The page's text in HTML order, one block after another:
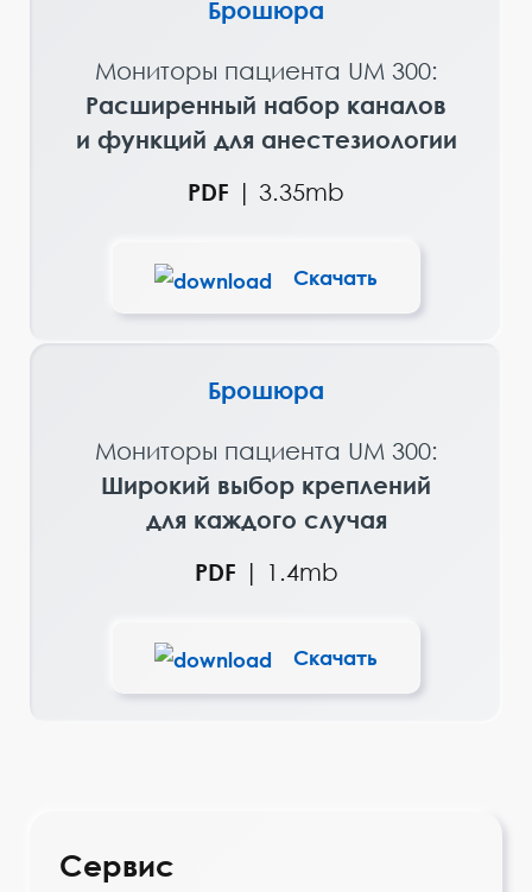
Брошюра
Мониторы пациента UM 300:
Расширенный набор каналов
и функций для анестезиологии
PDF | 3.35mb
Скачать
Брошюра
Мониторы пациента UM 300:
Широкий выбор креплений
для каждого случая
PDF | 1.4mb
Скачать
Сервис